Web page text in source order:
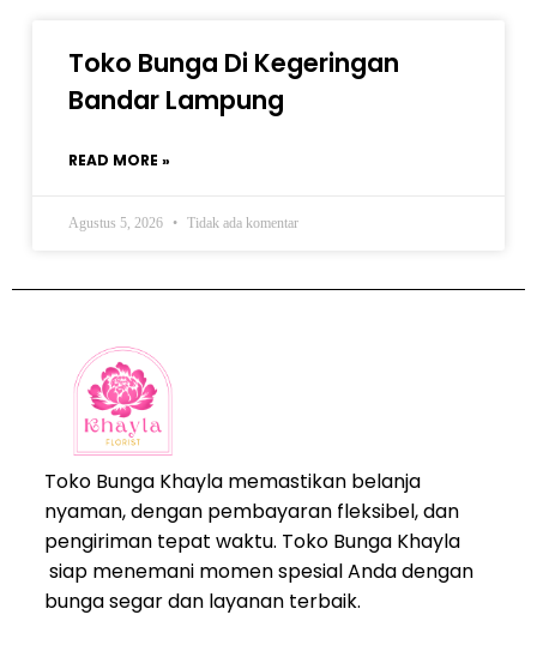
Toko Bunga Di Kegeringan
Bandar Lampung
READ MORE »
Agustus 5, 2026 Tidak ada komentar
Toko Bunga Khayla memastikan belanja
nyaman, dengan pembayaran fleksibel, dan
pengiriman tepat waktu. Toko Bunga Khayla
siap menemani momen spesial Anda dengan
bunga segar dan layanan terbaik.